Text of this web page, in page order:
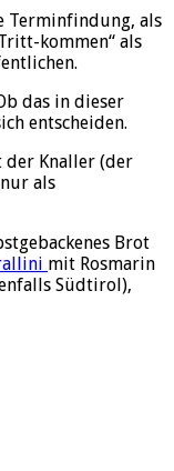
Terminfindung, als
kommen“ als
das in dieser
entscheiden.
der Knaller (der
als
Brot
mit Rosmarin
Südtirol),